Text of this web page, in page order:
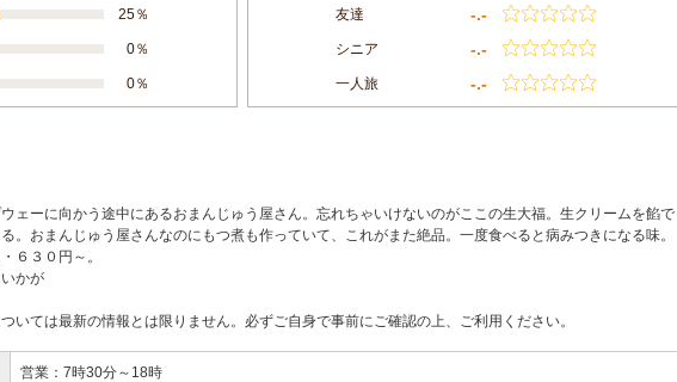
25％
0％
0％
友達 -.-
シニア -.-
一人旅 -.-
ェーに向かう途中にあるおまんじゅう屋さん。忘れちゃいけないのがここの生大福。生クリームを餡で
。おまんじゅう屋さんなのにもつ煮も作っていて、これがまた絶品。一度食べると病みつきになる味。
６３０円～。
かが
いては最新の情報とは限りません。必ずご自身で事前にご確認の上、ご利用ください。
営業：7時30分～18時